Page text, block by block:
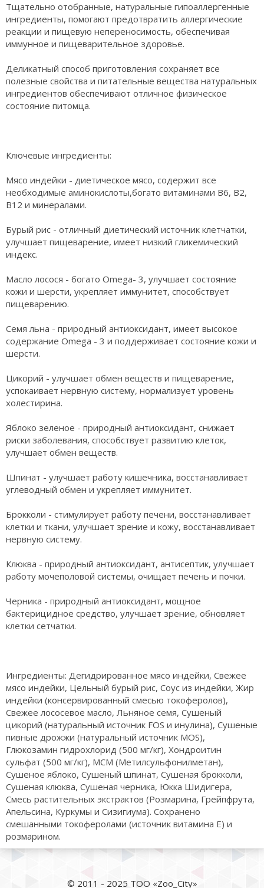
Тщательно отобранные, натуральные гипоаллергенные
ингредиенты, помогают предотвратить аллергические
реакции и пищевую непереносимость, обеспечивая
иммунное и пищеварительное здоровье.
Деликатный способ приготовления сохраняет все
полезные свойства и питательные вещества натуральных
ингредиентов обеспечивают отличное физическое
состояние питомца.
Ключевые ингредиенты:
Мясо индейки - диетическое мясо, содержит все
необходимые аминокислоты,богато витаминами В6, В2,
В12 и минералами.
Бурый рис - отличный диетический источник клетчатки,
улучшает пищеварение, имеет низкий гликемический
индекс.
Масло лосося - богато Omega- 3, улучшает состояние
кожи и шерсти, укрепляет иммунитет, способствует
пищеварению.
Семя льна - природный антиоксидант, имеет высокое
содержание Omega - 3 и поддерживает состояние кожи и
шерсти.
Цикорий - улучшает обмен веществ и пищеварение,
успокаивает нервную систему, нормализует уровень
холестирина.
Яблоко зеленое - природный антиоксидант, снижает
риски заболевания, способствует развитию клеток,
улучшает обмен веществ.
Шпинат - улучшает работу кишечника, восстанавливает
углеводный обмен и укрепляет иммунитет.
Брокколи - стимулирует работу печени, восстанавливает
клетки и ткани, улучшает зрение и кожу, восстанавливает
нервную систему.
Клюква - природный антиоксидант, антисептик, улучшает
работу мочеполовой системы, очищает печень и почки.
Черника - природный антиоксидант, мощное
бактерицидное средство, улучшает зрение, обновляет
клетки сетчатки.
Ингредиенты: Дегидрированное мясо индейки, Свежее
мясо индейки, Цельный бурый рис, Соус из индейки, Жир
индейки (консервированный смесью токоферолов),
Свежее лососевое масло, Льняное семя, Сушеный
цикорий (натуральный источник FOS и инулина), Cушеные
пивные дрожжи (натуральный источник MOS),
Глюкозамин гидрохлорид (500 мг/кг), Хондроитин
сульфат (500 мг/кг), МСМ (Метилсульфонилметан),
Cушеное яблоко, Cушеный шпинат, Cушеная брокколи,
Cушеная клюква, Cушеная черника, Юкка Шидигера,
Смесь растительных экстрактов (Розмарина, Грейпфрута,
Апельсина, Куркумы и Сизигиума). Сохранено
смешанными токоферолами (источник витамина Е) и
розмарином.
© 2011 - 2025 ТОО «Zoo_City»